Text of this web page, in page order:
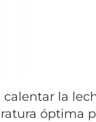
la
óptima